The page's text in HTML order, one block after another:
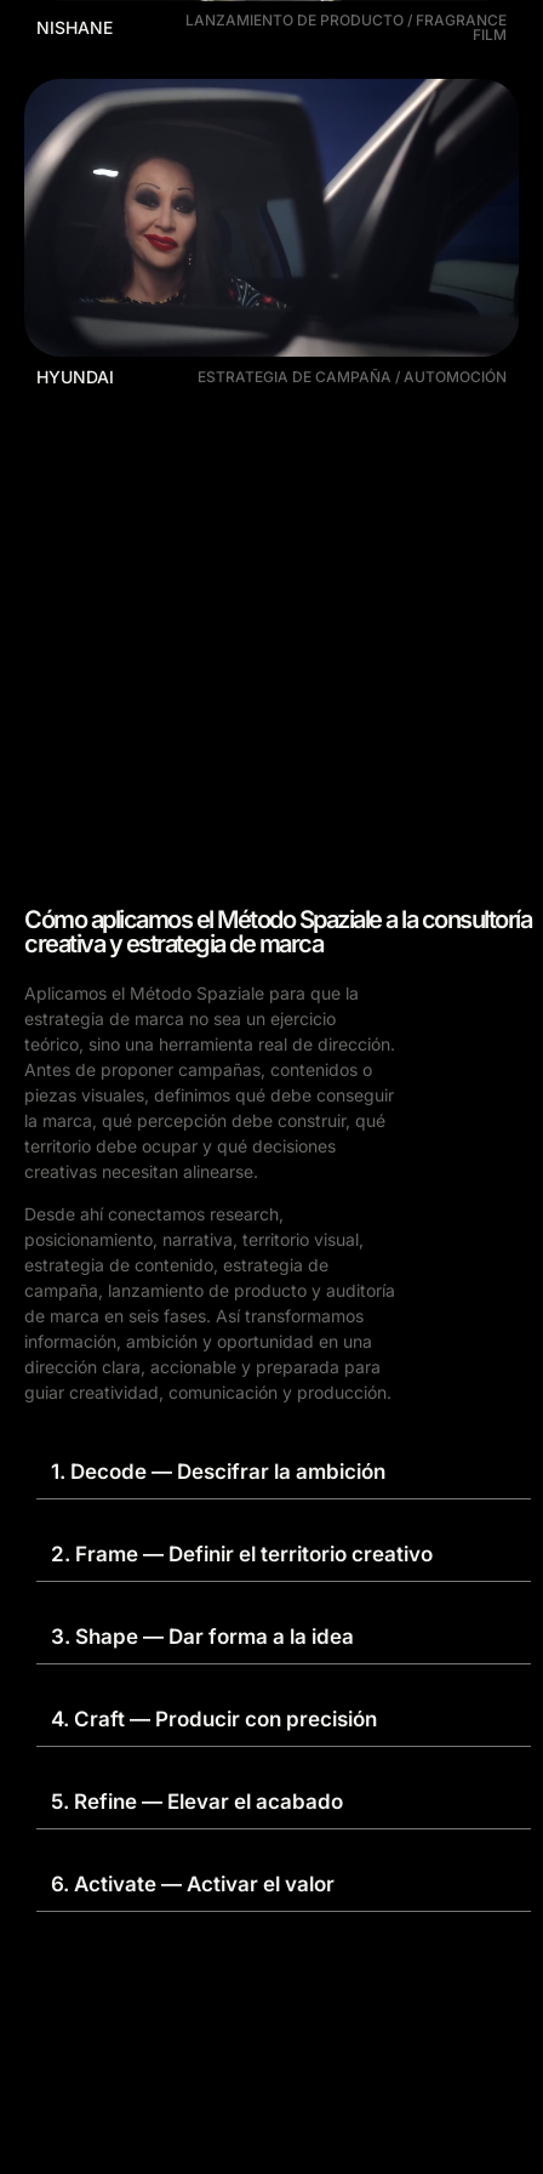
NISHANE
LANZAMIENTO DE PRODUCTO / FRAGRANCE
FILM
HYUNDAI ESTRATEGIA DE CAMPAÑA / AUTOMOCIÓN
Cómo aplicamos el Método Spaziale a la consultoría
creativa y estrategia de marca
Aplicamos el Método Spaziale para que la
estrategia de marca no sea un ejercicio
teórico, sino una herramienta real de dirección.
Antes de proponer campañas, contenidos o
piezas visuales, definimos qué debe conseguir
la marca, qué percepción debe construir, qué
territorio debe ocupar y qué decisiones
creativas necesitan alinearse.
Desde ahí conectamos research,
posicionamiento, narrativa, territorio visual,
estrategia de contenido, estrategia de
campaña, lanzamiento de producto y auditoría
de marca en seis fases. Así transformamos
información, ambición y oportunidad en una
dirección clara, accionable y preparada para
guiar creatividad, comunicación y producción.
1. Decode — Descifrar la ambición
2. Frame — Definir el territorio creativo
3. Shape — Dar forma a la idea
4. Craft — Producir con precisión
5. Refine — Elevar el acabado
6. Activate — Activar el valor